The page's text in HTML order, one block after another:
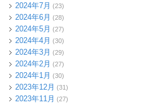
2024年7月 (23)
2024年6月 (28)
2024年5月 (27)
2024年4月 (30)
2024年3月 (29)
2024年2月 (27)
2024年1月 (30)
2023年12月 (31)
2023年11月 (27)